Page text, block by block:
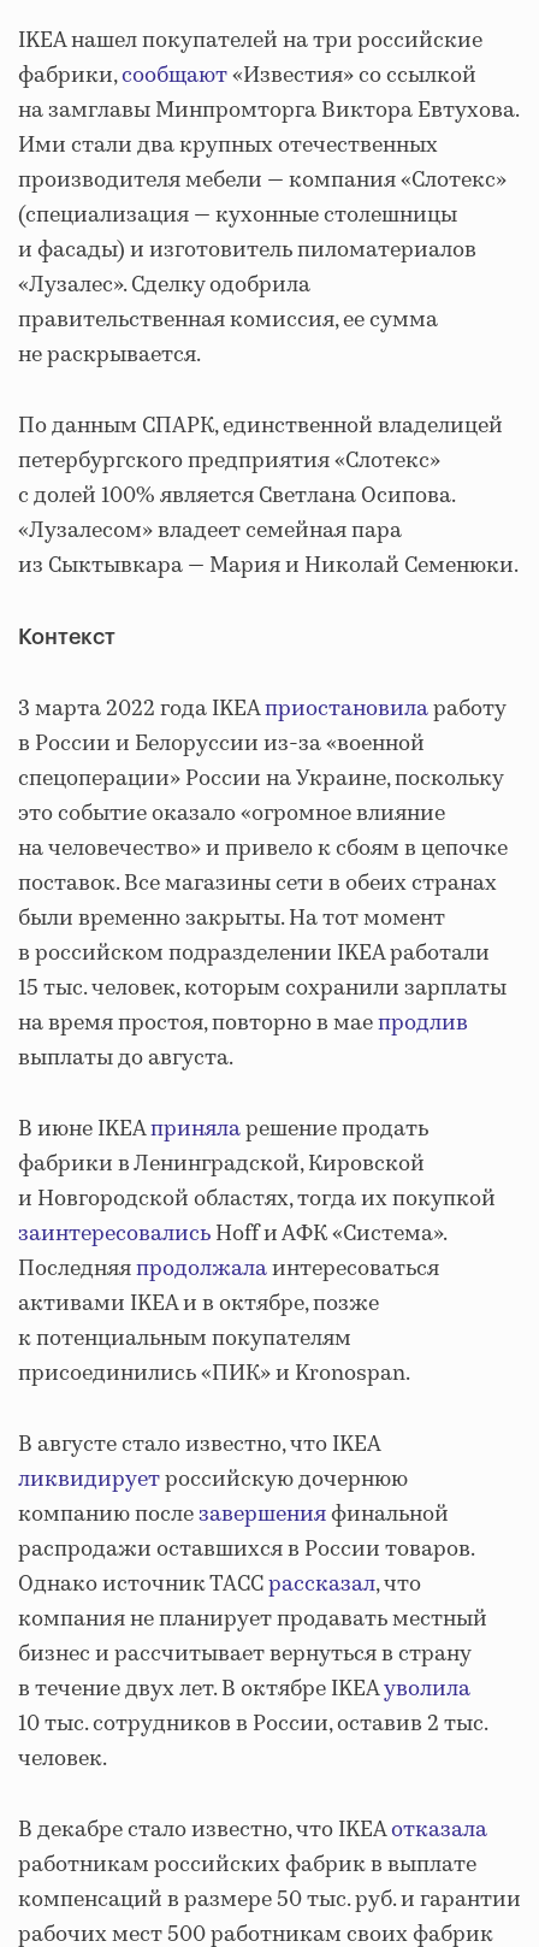
IKEA нашел покупателей на три российские
фабрики,сообщают«Известия» со ссылкой
на замглавы Минпромторга Виктора Евтухова.
Ими стали два крупных отечественных
производителя мебели — компания «Слотекс»
(специализация — кухонные столешницы
и фасады) и изготовитель пиломатериалов
«Лузалес». Сделку одобрила
правительственная комиссия, ее сумма
не раскрывается.
По данным СПАРК, единственной владелицей
петербургского предприятия «Слотекс»
с долей 100% является Светлана Осипова.
«Лузалесом» владеет семейная пара
из Сыктывкара — Мария и Николай Семенюки.
Контекст
3 марта 2022 года IKEAприостановилаработу
в России и Белоруссии из-за «военной
спецоперации» России на Украине, поскольку
это событие оказало «огромное влияние
на человечество» и привело к сбоям в цепочке
поставок. Все магазины сети в обеих странах
были временно закрыты. На тот момент
в российском подразделении IKEA работали
15 тыс. человек, которым сохранили зарплаты
на время простоя, повторно в маепродлив
выплаты до августа.
В июне IKEAприняларешение продать
фабрики в Ленинградской, Кировской
и Новгородской областях, тогда их покупкой
заинтересовалисьHoff и АФК «Система».
Последняяпродолжалаинтересоваться
активами IKEA и в октябре, позже
к потенциальным покупателям
присоединились «ПИК» и Kronospan.
В августе стало известно, что IKEA
ликвидируетроссийскую дочернюю
компанию послезавершенияфинальной
распродажи оставшихся в России товаров.
Однако источник ТАССрассказал, что
компания не планирует продавать местный
бизнес и рассчитывает вернуться в страну
в течение двух лет. В октябре IKEAуволила
10 тыс. сотрудников в России, оставив 2 тыс.
человек.
В декабре стало известно, что IKEAотказала
работникам российских фабрик в выплате
компенсаций в размере 50 тыс. руб. и гарантии
рабочих мест 500 работникам своих фабрик